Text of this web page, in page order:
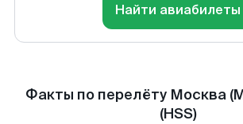
Найти авиабилеты
Факты по перелёту Москва
(HSS)